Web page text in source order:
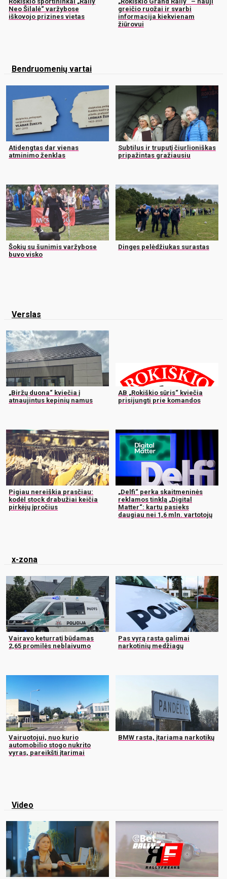
Neo Šilalė“ varžybose
iškovojo prizines vietas
greičio ruožai ir svarbi
informacija kiekvienam
žiūrovui
Bendruomenių vartai
Atidengtas dar vienas
atminimo ženklas
Subtilus ir truputį čiurlioniškas
pripažintas gražiausiu
Šokių su šunimis varžybose
buvo visko
Dingęs pelėdžiukas surastas
Verslas
„Biržų duona“ kviečia į
atnaujintus kepinių namus
AB „Rokiškio sūris“ kviečia
prisijungti prie komandos
Pigiau nereiškia prasčiau:
kodėl stock drabužiai keičia
pirkėjų įpročius
„Delfi“ perka skaitmeninės
reklamos tinklą „Digital
Matter“: kartu pasieks
daugiau nei 1,6 mln. vartotojų
x-zona
Vairavo keturratį būdamas
2,65 promilės neblaivumo
Pas vyrą rasta galimai
narkotinių medžiagų
Vairuotojui, nuo kurio
automobilio stogo nukrito
vyras, pareikšti įtarimai
BMW rasta, įtariama narkotikų
Video